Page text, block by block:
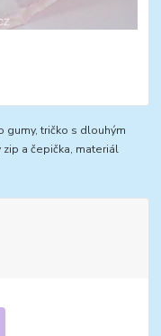
gumy, tričko s dlouhým
zip a čepička, materiál